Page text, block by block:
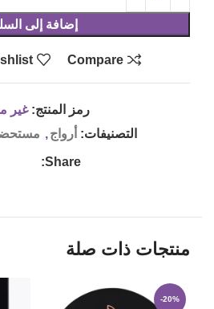
إضافة إلى
Compare
رمز المنتج:غير
التصنيفات: أرواج ,
Share:
منتجات ذات صلة
-20%